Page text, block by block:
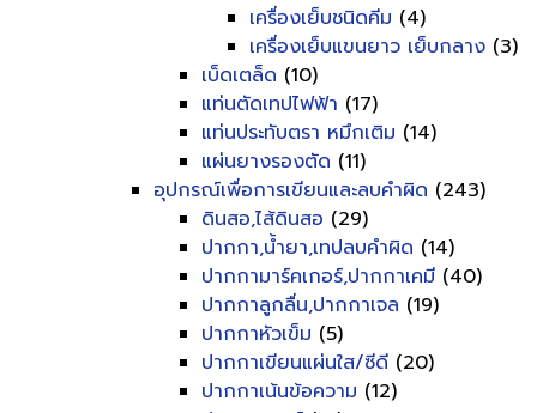
เครื่องเย็บชนิดคีม (4)
เครื่องเย็บแขนยาว เย็บกลาง (3)
เบ็ดเตล็ด (10)
แท่นตัดเทปไฟฟ้า (17)
แท่นประทับตรา หมึกเติม (14)
แผ่นยางรองตัด (11)
อุปกรณ์เพื่อการเขียนและลบคำผิด (243)
ดินสอ,ไส้ดินสอ (29)
ปากกา,น้ำยา,เทปลบคำผิด (14)
ปากกามาร์คเกอร์,ปากกาเคมี (40)
ปากกาลูกลื่น,ปากกาเจล (19)
ปากกาหัวเข็ม (5)
ปากกาเขียนแผ่นใส/ซีดี (20)
ปากกาเน้นข้อความ (12)